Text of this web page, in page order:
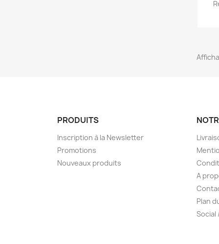
PRODUITS
Inscription à la Newsletter
Promotions
Nouveaux produits
A
Plan
Social